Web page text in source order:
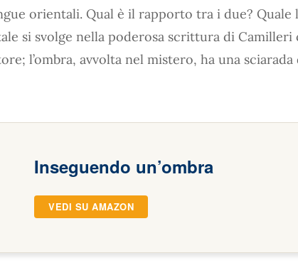
orientali. Qual è il rapporto tra i due? Quale
si svolge nella poderosa scrittura di Camilleri
l’ombra, avvolta nel mistero, ha una
Inseguendo un’ombra
VEDI SU AMAZON